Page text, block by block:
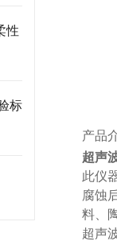
性
标
产品
超声
此仪
腐蚀
料、
超声